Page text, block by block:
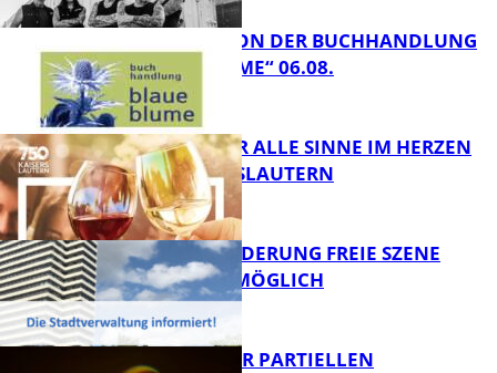
FB Kultur
LESETIPPS VON DER BUCHHANDLUNG
„BLAUE BLUME“ 06.08.
FB Kultur
GENÜSSE FÜR ALLE SINNE IM HERZEN
VON KAISERSLAUTERN
PROJEKTFÖRDERUNG FREIE SZENE
WEITERHIN MÖGLICH
VORTRAG ZUR PARTIELLEN